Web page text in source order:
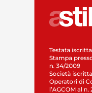
Testata
Stampa
n. 34/2009
Società
Operatori di
l’AGCOM al n.